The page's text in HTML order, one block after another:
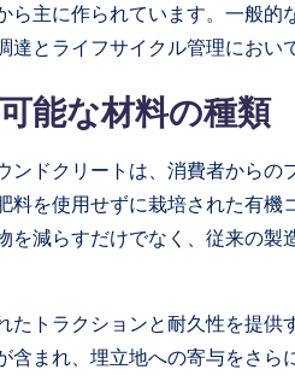
ら主に作られています。一般
とライフサイクル管理におい
能な材料の種類
ンドクリートは、消費者からの
料を使用せずに栽培された有機
を減らすだけでなく、従来の
たトラクションと耐久性を提供
含まれ、埋立地への寄与をさ